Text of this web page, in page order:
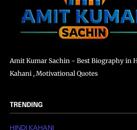
Amit Kumar Sachin - Best Biography in
Kahani , Motivational Quotes
TRENDING
HINDI KAHANI